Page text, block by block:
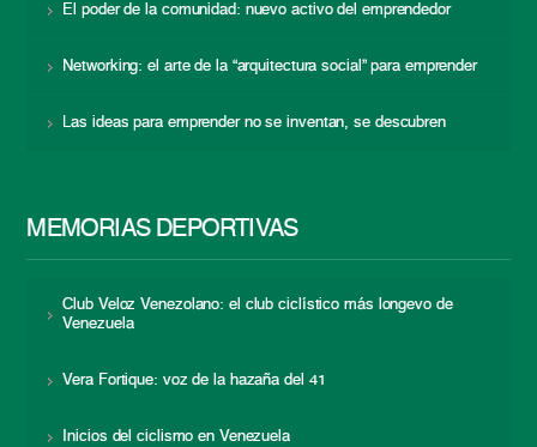
El poder de la comunidad: nuevo activo del emprendedor
Networking: el arte de la “arquitectura social” para emprender
Las ideas para emprender no se inventan, se descubren
MEMORIAS DEPORTIVAS
Club Veloz Venezolano: el club ciclístico más longevo de
Venezuela
Vera Fortique: voz de la hazaña del 41
Inicios del ciclismo en Venezuela